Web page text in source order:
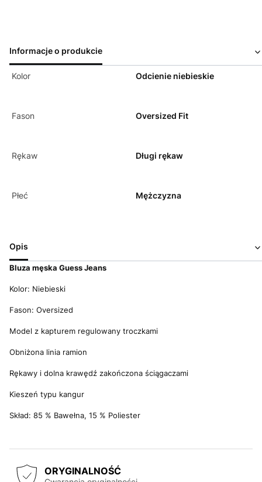
Informacje o produkcie
Kolor Odcienie niebieskie
Fason Oversized Fit
Rękaw Długi rękaw
Płeć Mężczyzna
Opis
Bluza męska Guess Jeans
Kolor: Niebieski
Fason: Oversized
Model z kapturem regulowany troczkami
Obniżona linia ramion
Rękawy i dolna krawędź zakończona ściągaczami
Kieszeń typu kangur
Skład: 85 % Bawełna, 15 % Poliester
ORYGINALNOŚĆ